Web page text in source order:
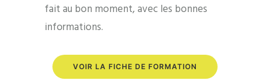
fait au bon moment, avec les bonnes
informations.
VOIR LA FICHE DE FORMATION